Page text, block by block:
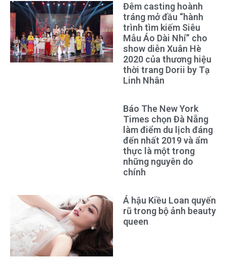
Đêm casting hoành
tráng mở đầu “hành
trình tìm kiếm Siêu
Mẫu Áo Dài Nhí” cho
show diễn Xuân Hè
2020 của thương hiệu
thời trang Dorii by Tạ
Linh Nhân
Báo The New York
Times chọn Đà Nẵng
làm điểm du lịch đáng
đến nhất 2019 và ẩm
thực là một trong
những nguyên do
chính
Á hậu Kiều Loan quyến
rũ trong bộ ảnh beauty
queen